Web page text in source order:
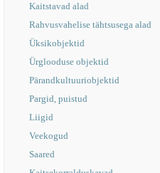
Kaitstavad alad
Rahvusvahelise tähtsusega alad
Üksikobjektid
Ürglooduse objektid
Pärandkultuuriobjektid
Pargid, puistud
Liigid
Veekogud
Saared